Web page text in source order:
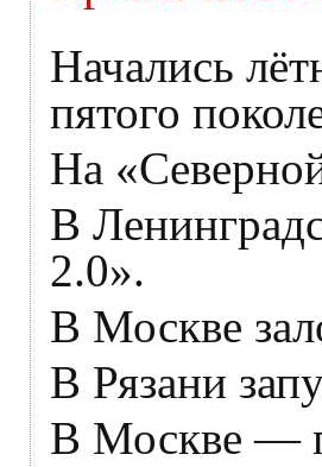
Начались
пятого
На
В
2.0».
В Москве
В Рязани
В Москве —